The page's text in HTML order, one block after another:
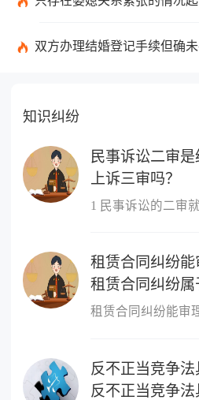
双方办理结婚登记手续但确未共同生活当事人可以请求
知识纠纷
民事诉讼二审是
上诉三审吗？
租赁合同纠纷能
租赁合同纠纷属
反不正当竞争法
反不正当竞争